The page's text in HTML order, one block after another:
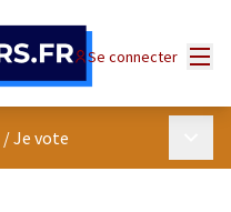
Se connecter
/Je vote